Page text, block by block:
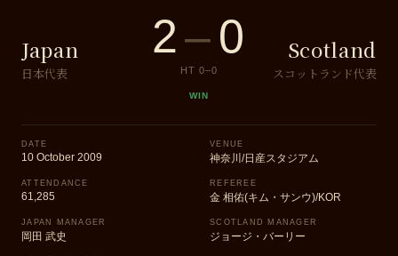
Japan
日本代表
2–0
HT 0–0
WIN
Scotland
スコットランド代表
DATE
10 October 2009
VENUE
神奈川/日産スタジアム
ATTENDANCE
61,285
REFEREE
金 相佑(キム・サンウ)/KOR
JAPAN MANAGER
岡田 武史
SCOTLAND MANAGER
ジョージ・バーリー